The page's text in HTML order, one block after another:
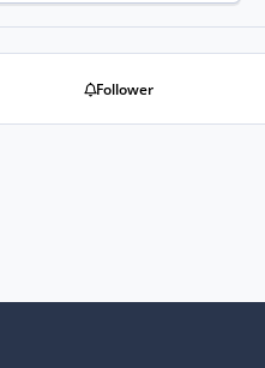
Follower